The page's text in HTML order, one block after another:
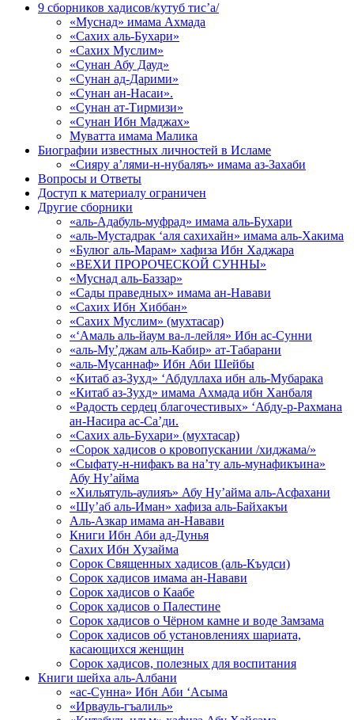
9 сборников хадисов/кутуб тис’а/
«Муснад» имама Ахмада
«Сахих аль-Бухари»
«Сахих Муслим»
«Сунан Абу Дауд»
«Сунан ад-Дарими»
«Сунан ан-Насаи».
«Сунан ат-Тирмизи»
«Сунан Ибн Маджах»
Муватта имама Малика
Биографии известных личностей в Исламе
«Сияру а’лями-н-нубаляъ» имама аз-Захаби
Вопросы и Ответы
Доступ к материалу ограничен
Другие сборники
«аль-Адабуль-муфрад» имама аль-Бухари
«аль-Мустадрак ‘аля сахихайн» имама аль-Хакима
«Булюг аль-Марам» хафиза Ибн Хаджара
«ВЕХИ ПРОРОЧЕСКОЙ СУННЫ»
«Муснад аль-Баззар»
«Сады праведных» имама ан-Навави
«Сахих Ибн Хиббан»
«Сахих Муслим» (мухтасар)
«‘Амаль аль-йаум ва-л-лейля» Ибн ас-Сунни
«аль-Му’джам аль-Кабир» ат-Табарани
«аль-Мусаннаф» Ибн Аби Шейбы
«Китаб аз-Зухд» ‘Абдуллаха ибн аль-Мубарака
«Китаб аз-Зухд» имама Ахмада ибн Ханбаля
«Радость сердец благочестивых» ‘Абду-р-Рахмана
ан-Насира ас-Са’ди.
«Сахих аль-Бухари» (мухтасар)
«Сорок хадисов о кровопускании /хиджама/»
«Сыфату-н-нифакъ ва на’ту аль-мунафикъина»
Абу Ну’айма
«Хильятуль-аулияъ» Абу Ну’айма аль-Асфахани
«Шу’аб аль-Иман» хафиза аль-Байхакъи
Аль-Азкар имама ан-Навави
Книги Ибн Аби ад-Дунья
Сахих Ибн Хузайма
Сорок Священных хадисов (аль-Къудси)
Сорок хадисов имама ан-Навави
Сорок хадисов о Каабе
Сорок хадисов о Палестине
Сорок хадисов о Чёрном камне и воде Замзама
Сорок хадисов об установлениях шариата,
касающихся женщин
Сорок хадисов, полезных для воспитания
Книги шейха аль-Албани
«ас-Сунна» Ибн Аби ‘Асыма
«Ирвауль-гъалиль»